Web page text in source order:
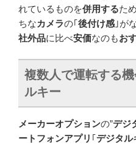
れているものを併用するため
ちなカメラの｢後付け感 ｣が
社外品に比べ安価なのもお
複数人で運転する
ルキー
メーカーオプションの”デジ
ートフォンアプリ ｢デジタル